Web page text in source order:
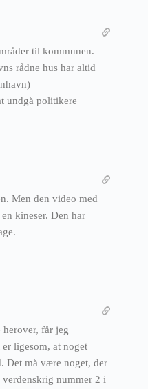
til kommunen.
rådne hus har altid
undgå politikere
Men den video med
kineser. Den har
får jeg
ligesom, at noget
Det må være noget, der
nummer 2 i